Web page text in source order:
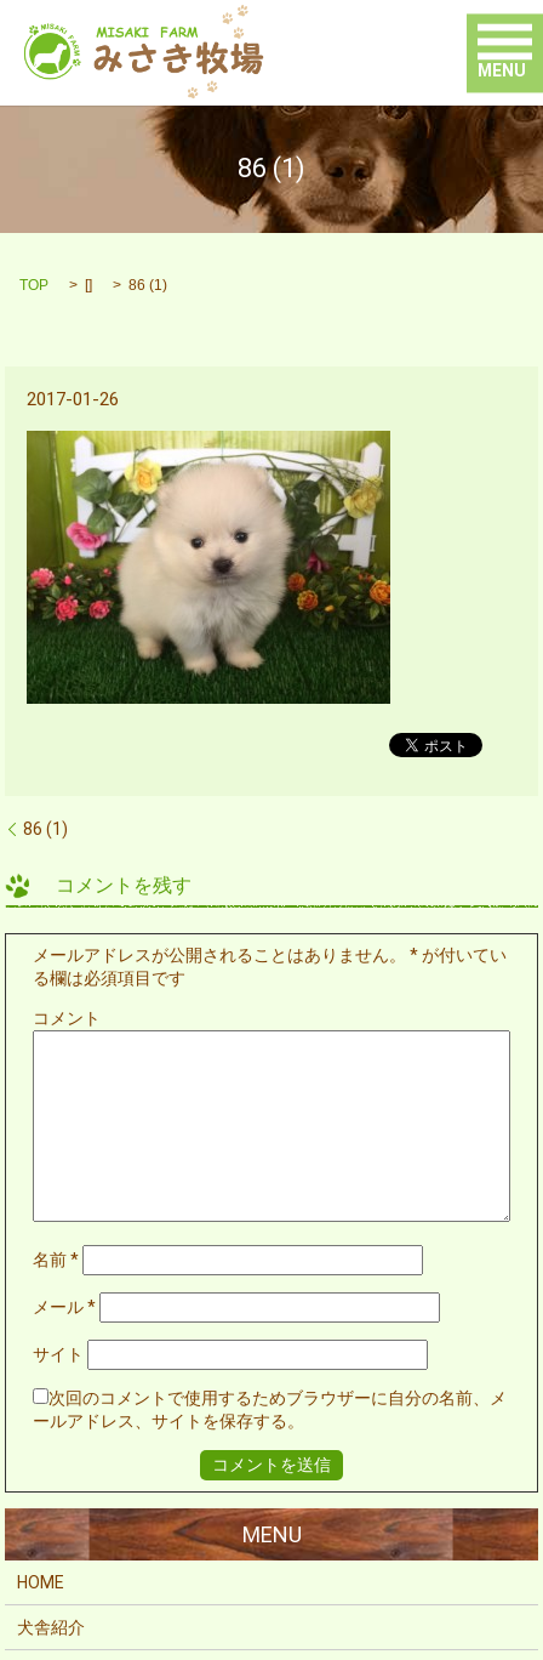
MENU
86 (1)
TOP [] 86 (1)
2017-01-26
86 (1)
コメントを残す
メールアドレスが公開されることはありません。 *が付いてい
る欄は必須項目です
コメント
名前*
メール*
サイト
次回のコメントで使用するためブラウザーに自分の名前、メ
ールアドレス、サイトを保存する。
HOME
犬舎紹介